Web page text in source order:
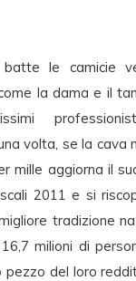
batte le camicie
la dama e il
volta, se la cava
mille aggiorna il
2011 e si
tradizione
milioni di
pezzo del loro